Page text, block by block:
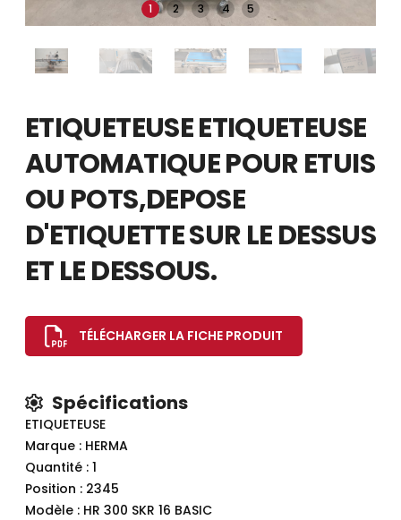
1 2 3 4 5
ETIQUETEUSE ETIQUETEUSE
AUTOMATIQUE POUR ETUIS
OU POTS,DEPOSE
D'ETIQUETTE SUR LE DESSUS
ET LE DESSOUS.
TÉLÉCHARGER LA FICHE PRODUIT
Spécifications
ETIQUETEUSE
Marque : HERMA
Quantité : 1
Position : 2345
Modèle : HR 300 SKR 16 BASIC